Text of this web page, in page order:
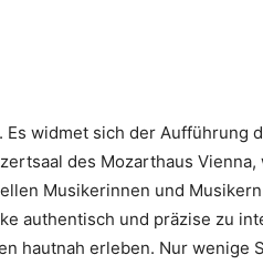
widmet sich der Aufführung
des Mozarthaus
Musikerinnen und
authentisch und präzise zu
hautnah erleben. Nur wenige